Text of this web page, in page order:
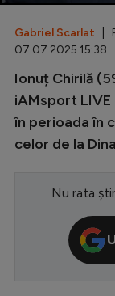
Gabriel Scarlat |
07.07.2025 15:38
Ionuț Chirilă
iAMsport
în perioada în
celor de la
Nu rata